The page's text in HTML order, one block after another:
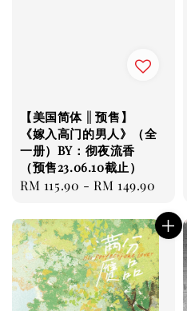
【美国简体 || 预售】
《嫁入高门的男人》（全
一册）BY：彻夜流香
（预售23.06.10截止）
Regular
RM 115.90 -RM 149.90